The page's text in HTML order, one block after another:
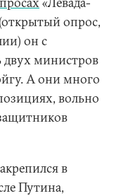
опрос,
он с
двух министров
А они много
вольно
в
Путина,